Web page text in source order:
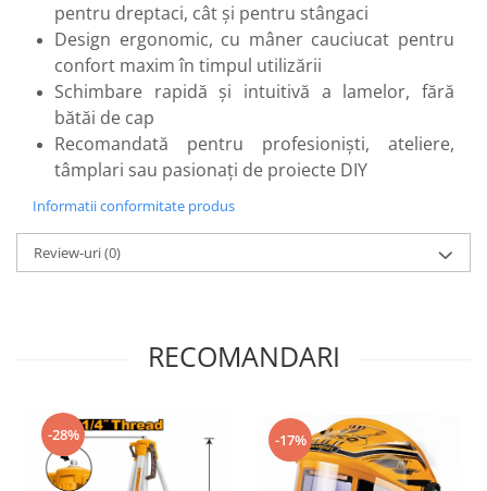
Scule pentru grădină
Suflantă frunze
Suporturi laptop
Tirbușoane și deschizătoare de
Trafalet
Trimmere
Trusă tubulare
Unelte pentru altoit
Motoforeze și Burghie de Pământ
pentru dreptaci, cât și pentru stângaci
Design ergonomic, cu mâner cauciucat pentru
confort maxim în timpul utilizării
Schimbare rapidă și intuitivă a lamelor, fără
bătăi de cap
Recomandată pentru profesioniști, ateliere,
tâmplari sau pasionați de proiecte DIY
Informatii conformitate produs
Review-uri(0)
RECOMANDARI
-28% -17%